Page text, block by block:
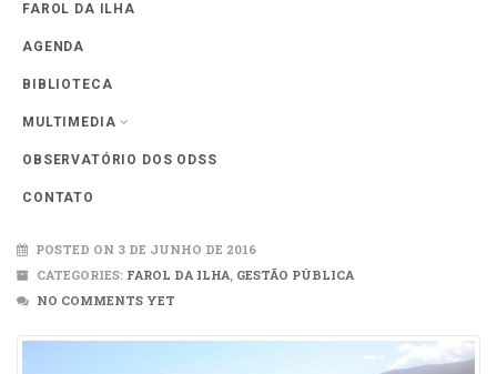
FAROL DA ILHA
AGENDA
BIBLIOTECA
MULTIMEDIA
OBSERVATÓRIO DOS ODSS
CONTATO
Gerenciamento Costeiro
POSTED ON 3 DE JUNHO DE 2016
CATEGORIES: FAROL DA ILHA, GESTÃO PÚBLICA
NO COMMENTS YET